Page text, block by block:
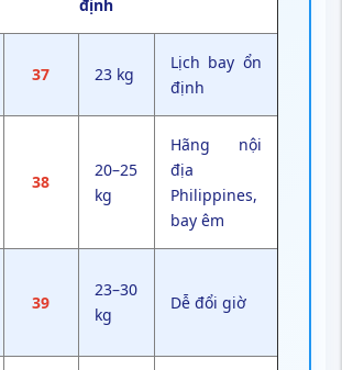
định
37 23 kg
Lịch bay ổn
định
38
20–25
kg
Hãng nội
địa
Philippines,
bay êm
39
23–30
kg
Dễ đổi giờ